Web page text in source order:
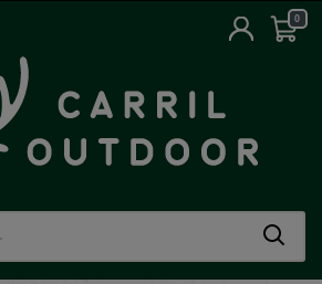
0